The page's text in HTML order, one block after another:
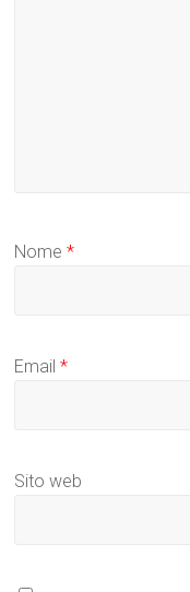
Nome*
Email*
Sito web